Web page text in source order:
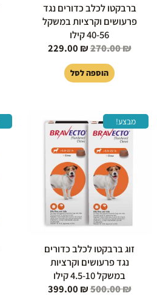
ברבקטו לכלב כדורים נגד
פרעושים וקרציות במשקל
40-56 קילו
270.00₪
229.00 ₪
הוספה לסל
מבצע!
זוג ברבקטו לכלב כדורים
נגד פרעושים וקרציות
במשקל 4.5-10 קילו
500.00₪
המקורי
היה:
500.00 ₪.
399.00 ₪